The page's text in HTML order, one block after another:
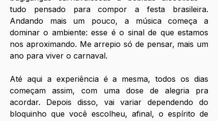
tudo pensado para compor a festa brasileira.
Andando mais um pouco, a música começa a
dominar o ambiente: esse é o sinal de que estamos
nos aproximando. Me arrepio só de pensar, mais um
ano para viver o carnaval.
Até aqui a experiência é a mesma, todos os dias
começam assim, com uma dose de alegria pra
acordar. Depois disso, vai variar dependendo do
bloquinho que você escolheu, afinal, o espírito de